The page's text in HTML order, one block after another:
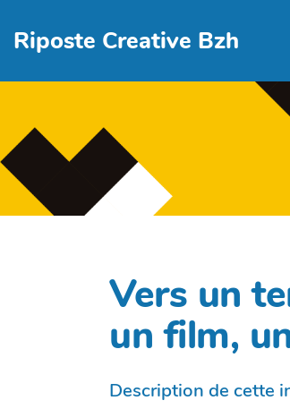
Riposte Creative Bzh
Vers un
un film,
Description de cette